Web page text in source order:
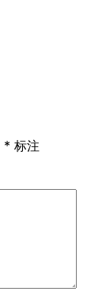
* 标注